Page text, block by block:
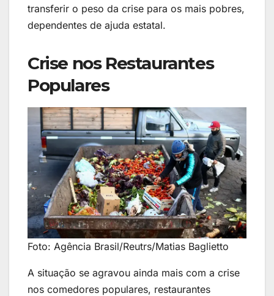
transferir o peso da crise para os mais pobres,
dependentes de ajuda estatal.
Crise nos Restaurantes
Populares
Foto: Agência Brasil/Reutrs/Matias Baglietto
A situação se agravou ainda mais com a crise
nos comedores populares, restaurantes